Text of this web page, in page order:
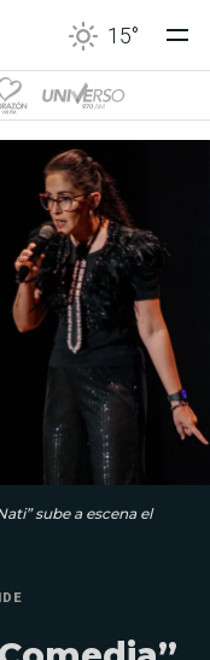
15°
sube a escena el